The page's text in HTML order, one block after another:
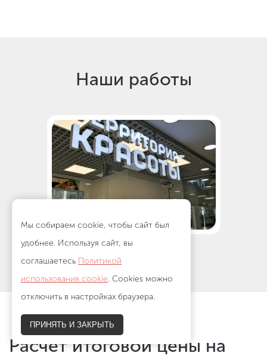
Наши работы
Расчет итоговой цены на
Мы собираем cookie, чтобы сайт был
удобнее. Используя сайт, вы
соглашаетесь Политикой
использования cookie. Cookies можно
отключить в настройках браузера.
ПРИНЯТЬ И ЗАКРЫТЬ